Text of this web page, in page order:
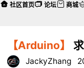
【Arduino】
JackyZhang
社区首页 论坛 商城